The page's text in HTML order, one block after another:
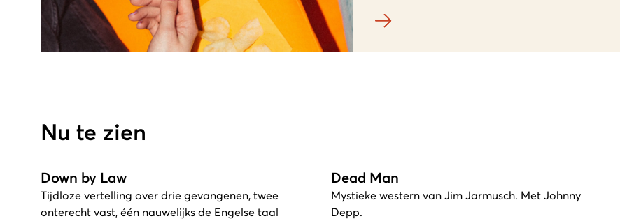
Nu te zien
Down by Law
Tijdloze vertelling over drie gevangenen, twee
onterecht vast, één nauwelijks de Engelse taal
Dead Man
Mystieke western van Jim Jarmusch. Met Johnny
Depp.